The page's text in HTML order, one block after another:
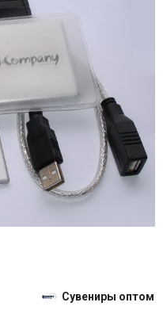
Сувениры оптом